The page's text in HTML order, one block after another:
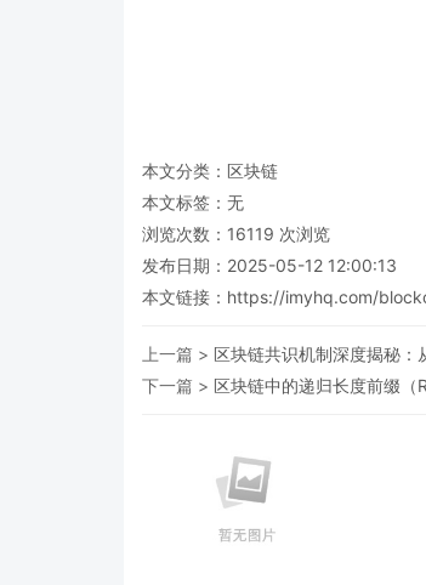
本文分类： 区块链
本文标签：无
浏览次数： 16119 次浏览
发布日期：2025-05-12 12:00:13
本文链接： https://imyhq.com/
上一篇 > 区块链共识机制深度揭秘：
下一篇 > 区块链中的递归长度前缀（